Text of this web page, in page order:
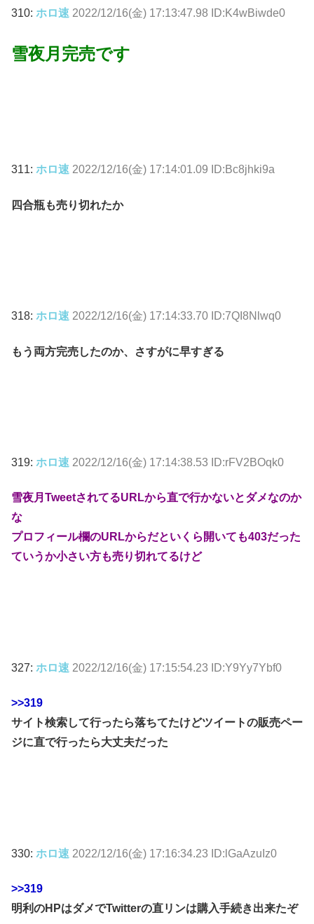
310: ホロ速 2022/12/16(金) 17:13:47.98 ID:K4wBiwde0
雪夜月完売です
311: ホロ速 2022/12/16(金) 17:14:01.09 ID:Bc8jhki9a
四合瓶も売り切れたか
318: ホロ速 2022/12/16(金) 17:14:33.70 ID:7QI8Nlwq0
もう両方完売したのか、さすがに早すぎる
319: ホロ速 2022/12/16(金) 17:14:38.53 ID:rFV2BOqk0
雪夜月TweetされてるURLから直で行かないとダメなのか
な
プロフィール欄のURLからだといくら開いても403だった
ていうか小さい方も売り切れてるけど
327: ホロ速 2022/12/16(金) 17:15:54.23 ID:Y9Yy7Ybf0
>>319
サイト検索して行ったら落ちてたけどツイートの販売ペー
ジに直で行ったら大丈夫だった
330: ホロ速 2022/12/16(金) 17:16:34.23 ID:lGaAzuIz0
>>319
明利のHPはダメでTwitterの直リンは購入手続き出来たぞ